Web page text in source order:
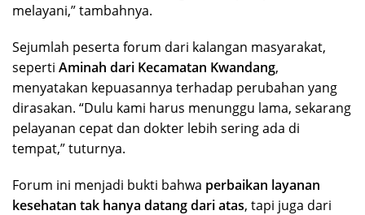
melayani,” tambahnya.
Sejumlah peserta forum dari kalangan masyarakat,
seperti Aminah dari Kecamatan Kwandang,
menyatakan kepuasannya terhadap perubahan yang
dirasakan. “Dulu kami harus menunggu lama, sekarang
pelayanan cepat dan dokter lebih sering ada di
tempat,” tuturnya.
Forum ini menjadi bukti bahwa perbaikan layanan
kesehatan tak hanya datang dari atas, tapi juga dari